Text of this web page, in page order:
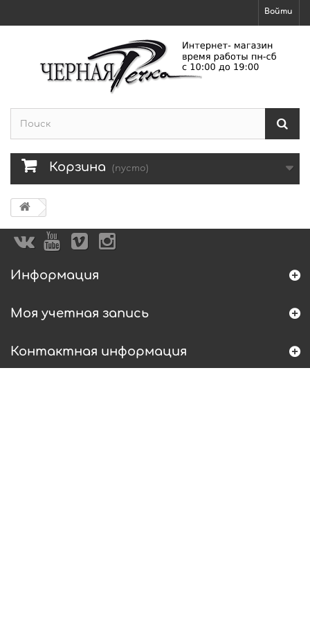
Войти
Корзина (пусто)
Информация
Моя учетная запись
Контактная информация